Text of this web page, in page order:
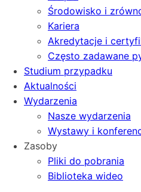
Środowisko i
Kariera
Akredytacje i
Często zadawane
Studium przypadku
Aktualności
Wydarzenia
Nasze wydarzenia
Wystawy i
Zasoby
Pliki do pobrania
Biblioteka wideo